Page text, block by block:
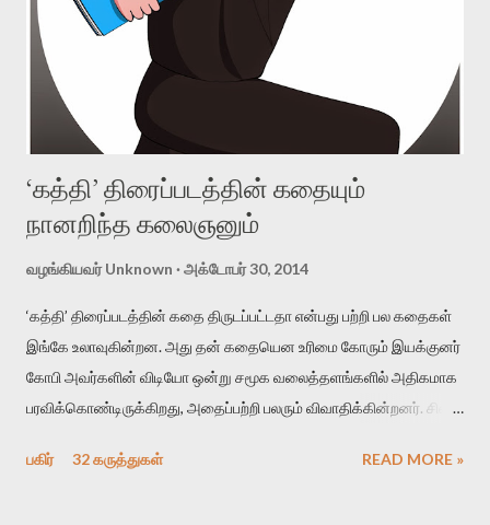
‘கத்தி’ திரைப்படத்தின் கதையும்
நானறிந்த கலைஞனும்
வழங்கியவர்Unknown அக்டோபர் 30, 2014
‘கத்தி’ திரைப்படத்தின் கதை திருடப்பட்டதா என்பது பற்றி பல கதைகள்
இங்கே உலாவுகின்றன. அது தன் கதையென உரிமை கோரும் இயக்குனர்
கோபி அவர்களின் விடியோ ஒன்று சமூக வலைத்தளங்களில் அதிகமாக
பரவிக்கொண்டிருக்கிறது, அதைப்பற்றி பலரும் விவாதிக்கின்றனர். சிலர்,
வேலையாப்போச்சிப்பா, ஒரு படம் வெற்றியடைந்தால் உடனே அது தன்
பகிர் 32 கருத்துகள் READ MORE »